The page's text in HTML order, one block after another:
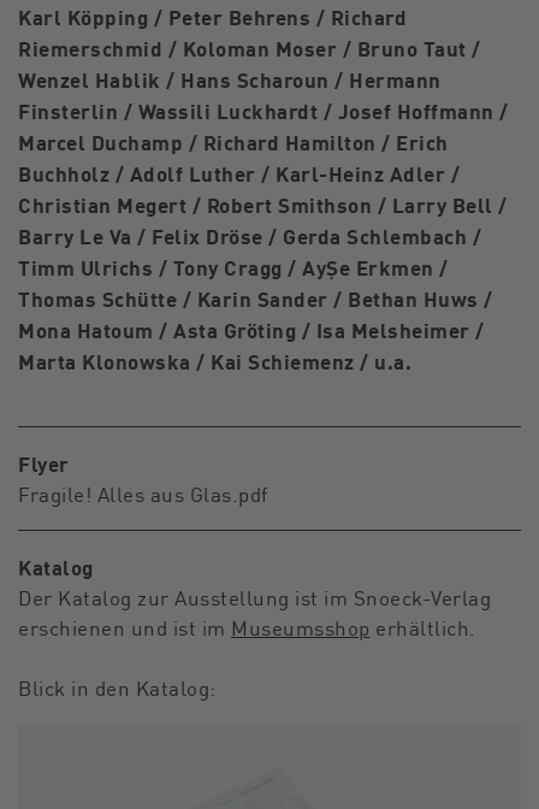
Karl Köpping / Peter Behrens / Richard
Riemerschmid / Koloman Moser / Bruno Taut /
Wenzel Hablik / Hans Scharoun / Hermann
Finsterlin / Wassili Luckhardt / Josef Hoffmann /
Marcel Duchamp / Richard Hamilton / Erich
Buchholz / Adolf Luther / Karl-Heinz Adler /
Christian Megert / Robert Smithson / Larry Bell /
Barry Le Va / Felix Dröse / Gerda Schlembach /
Timm Ulrichs / Tony Cragg / AyŞe Erkmen /
Thomas Schütte / Karin Sander / Bethan Huws /
Mona Hatoum / Asta Gröting / Isa Melsheimer /
Marta Klonowska / Kai Schiemenz / u.a.
Flyer
Fragile! Alles aus Glas.pdf
Katalog
Der Katalog zur Ausstellung ist im Snoeck-Verlag
erschienen und ist im Museumsshop erhältlich.
Blick in den Katalog: